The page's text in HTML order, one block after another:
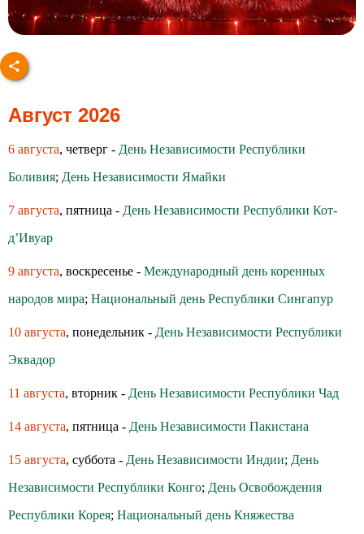
Август 2026
6 августа, четверг - День Независимости Республики
Боливия; День Независимости Ямайки
7 августа, пятница - День Независимости Республики Кот-
д’Ивуар
9 августа, воскресенье - Международный день коренных
народов мира; Национальный день Республики Сингапур
10 августа, понедельник - День Независимости Республики
Эквадор
11 августа, вторник - День Независимости Республики Чад
14 августа, пятница - День Независимости Пакистана
15 августа, суббота - День Независимости Индии; День
Независимости Республики Конго; День Освобождения
Республики Корея; Национальный день Княжества